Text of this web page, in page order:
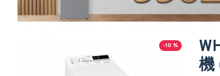
-10 %
機